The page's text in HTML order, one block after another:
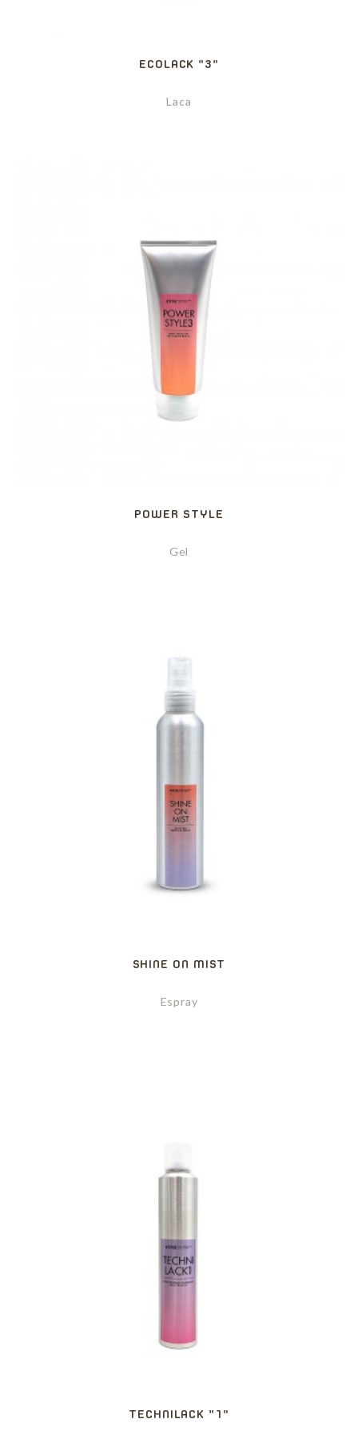
ECOLACK "3"
Laca
POWER STYLE
Gel
SHINE ON MIST
Espray
TECHNILACK "1"